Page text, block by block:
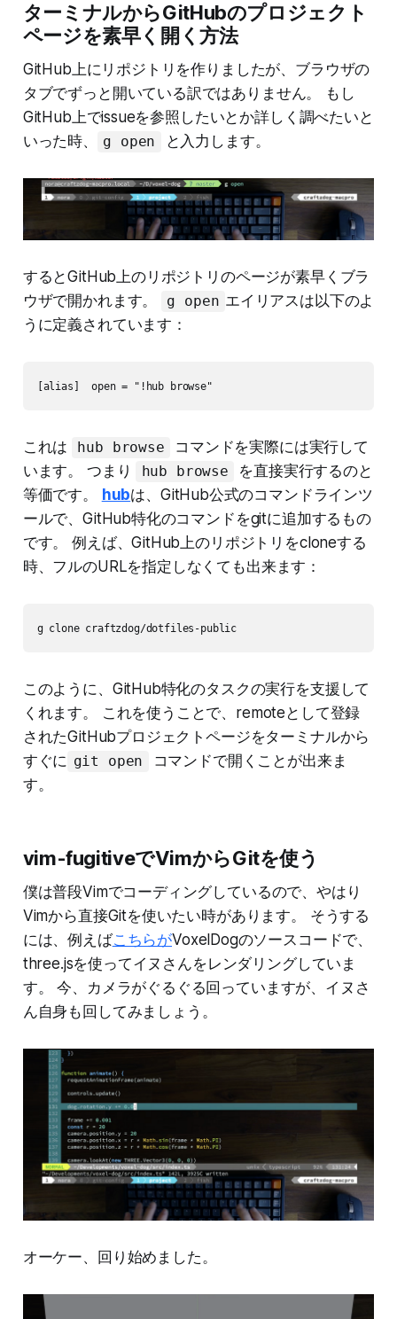
ターミナルからGitHubのプロジェクト
ページを素早く開く方法
GitHub上にリポジトリを作りましたが、ブラウザの
タブでずっと開いている訳ではありません。 もし
GitHub上でissueを参照したいとか詳しく調べたいと
いった時、
g open と入力します。
するとGitHub上のリポジトリのページが素早くブラ
ウザで開かれます。
g open エイリアスは以下のよ
うに定義されています：
[alias]  open = "!hub browse"
これは hub browse
コマンドを実際には実行して
います。 つまり
hub browse
を直接実行するのと
等価です。
hubは、GitHub公式のコマンドラインツ
ールで、GitHub特化のコマンドをgitに追加するもの
です。 例えば、GitHub上のリポジトリをcloneする
時、フルのURLを指定しなくても出来ます：
g clone craftzdog/dotfiles-public
このように、GitHub特化のタスクの実行を支援して
くれます。 これを使うことで、remoteとして登録
されたGitHubプロジェクトページをターミナルから
すぐに git open
コマンドで開くことが出来ま
す。
vim-fugitiveでVimからGitを使う
僕は普段Vimでコーディングしているので、やはり
Vimから直接Gitを使いたい時があります。 そうする
には、例えばこちらがVoxelDogのソースコードで、
three.jsを使ってイヌさんをレンダリングしていま
す。 今、カメラがぐるぐる回っていますが、イヌさ
ん自身も回してみましょう。
オーケー、回り始めました。